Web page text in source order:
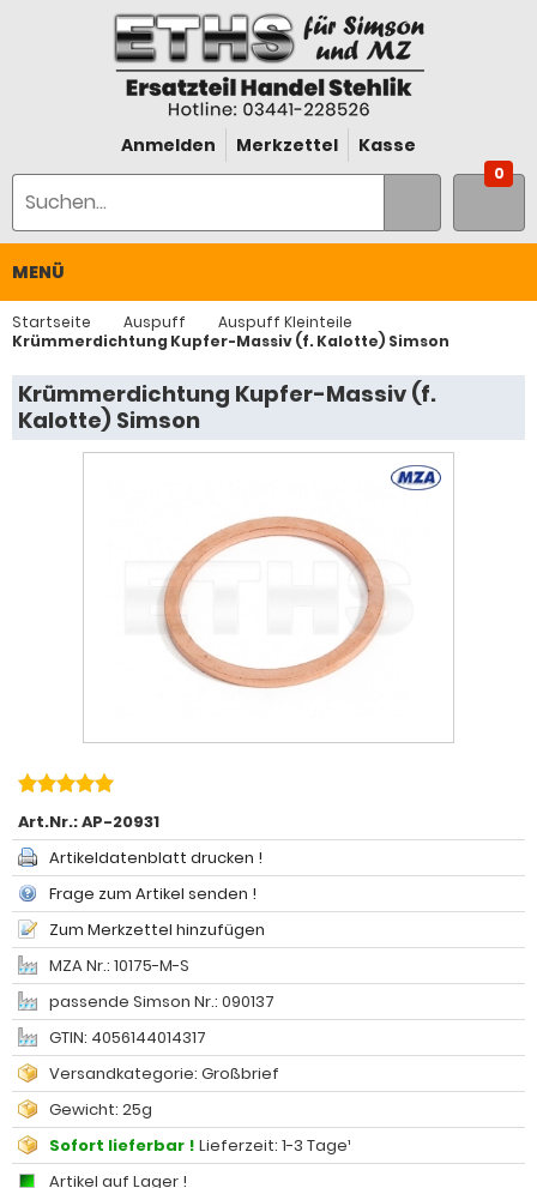
Anmelden Merkzettel Kasse
0
MENÜ
Startseite Auspuff
Auspuff Kleinteile
Krümmerdichtung Kupfer-Massiv (f. Kalotte) Simson
Krümmerdichtung Kupfer-Massiv (f.
Kalotte) Simson
Art.Nr.:AP-20931
Artikeldatenblatt drucken !
Frage zum Artikel senden !
Zum Merkzettel hinzufügen
MZA Nr.: 10175-M-S
passende Simson Nr.: 090137
GTIN: 4056144014317
Versandkategorie: Großbrief
Gewicht: 25g
Sofort lieferbar ! Lieferzeit: 1-3 Tage¹
Artikel auf Lager !